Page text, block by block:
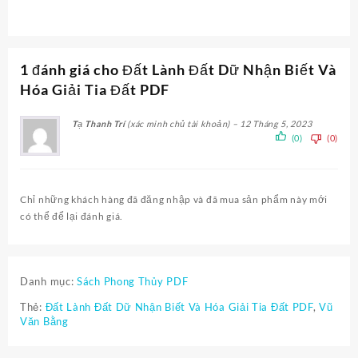
1 đánh giá cho Đất Lành Đất Dữ Nhận Biết Và
Hóa Giải Tia Đất PDF
Tạ Thanh Trí(xác minh chủ tài khoản) – 12 Tháng 5, 2023
(0)
(0)
Chỉ những khách hàng đã đăng nhập và đã mua sản phẩm này mới
có thể để lại đánh giá.
Danh mục: Sách Phong Thủy PDF
Thẻ: Đất Lành Đất Dữ Nhận Biết Và Hóa Giải Tia Đất PDF,Vũ
Văn Bằng